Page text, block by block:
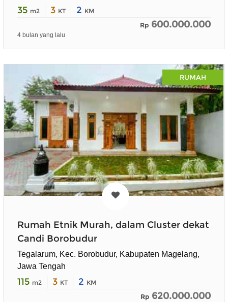
35 m2 3 KT 2 KM
Rp 600.000.000
4 bulan yang lalu
RUMAH
Rumah Etnik Murah, dalam Cluster dekat
Candi Borobudur
Tegalarum, Kec. Borobudur, Kabupaten Magelang,
Jawa Tengah
115 m2 3 KT 2 KM
Rp 620.000.000